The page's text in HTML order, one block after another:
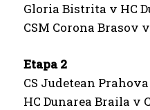
Gloria Bistrita v HC
CSM Corona Brasov
Etapa 2
CS Judetean
HC Dunarea Braila v